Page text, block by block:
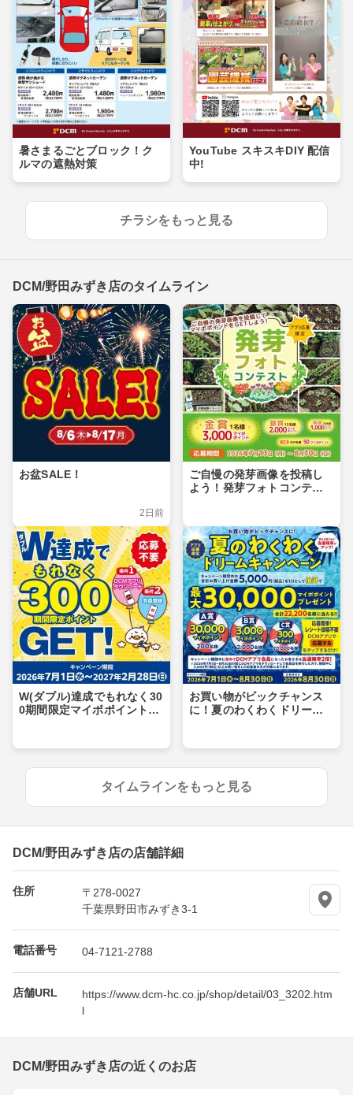
暑さまるごとブロック！ク
ルマの遮熱対策
YouTube スキスキDIY 配信
中!
チラシをもっと見る
DCM/野田みずき店のタイムライン
お盆SALE！
2日前
ご自慢の発芽画像を投稿し
よう！発芽フォトコンテス
W(ダブル)達成でもれなく30
0期間限定マイボポイントG
お買い物がビックチャンス
に！夏のわくわくドリーム
タイムラインをもっと見る
DCM/野田みずき店の店舗詳細
住所
〒278-0027
千葉県野田市みずき3-1
電話番号 04-7121-2788
店舗URL
https://www.dcm-hc.co.jp/shop/detail/03_3202.htm
l
DCM/野田みずき店の近くのお店